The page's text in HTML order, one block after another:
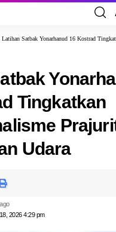
Latihan Satbak Yonarhanud 16 Kostrad Tingkatkan
Tingkatkan
Udara
2026 4:29 pm